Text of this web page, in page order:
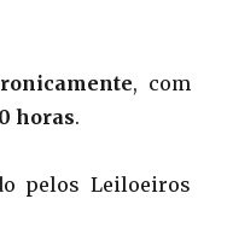
, com
horas.
pelos Leiloeiros